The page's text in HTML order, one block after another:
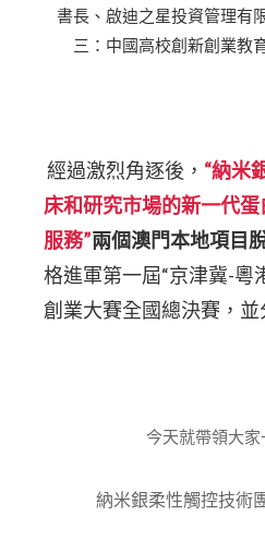
書長、啟迪之星投資管理有
三：中國高校創新創業教
經過激烈角逐後， “納米
床和研究市場的新一代
服務”兩個澳門本地項目
格進軍第一屆“京津冀-粵
創業大賽全國總決賽，並
今天就帶領大
納米銀柔性觸控技術